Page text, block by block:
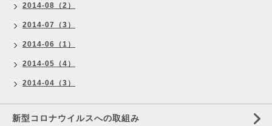
2014-08（2）
2014-07（3）
2014-06（1）
2014-05（4）
2014-04（3）
新型コロナウイルスへの取組み